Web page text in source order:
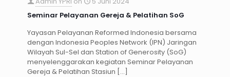
Seminar Pelayanan Gereja & Pelatihan SoG
Yayasan Pelayanan Reformed Indonesia bersama
dengan Indonesia Peoples Network (IPN) Jaringan
Wilayah Sul-Sel dan Station of Generosity (SoG)
menyelenggarakan kegiatan Seminar Pelayanan
Gereja & Pelatihan Stasiun […]